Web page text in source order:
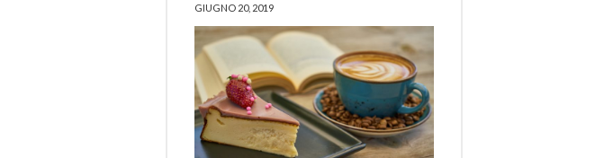
GIUGNO 20, 2019